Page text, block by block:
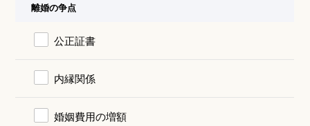
離婚の争点
公正証書
内縁関係
婚姻費用の増額